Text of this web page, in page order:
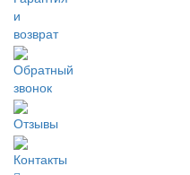
и
возврат
Обратный
звонок
Отзывы
Контакты